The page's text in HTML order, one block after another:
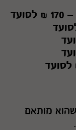
– 170 ₪ לסועד
מותאם
.